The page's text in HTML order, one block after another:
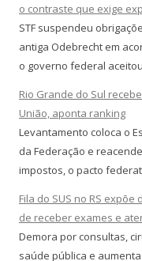
o contraste que exige
STF suspendeu
antiga Odebrecht em
o governo federal
Rio Grande do Sul
União, aponta ranking
Levantamento coloca o
da Federação e
impostos, o pacto
Fila do SUS no RS
de receber exames e
Demora por consultas,
saúde pública e